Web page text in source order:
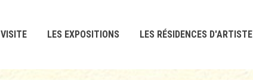
LES EXPOSITIONS LES RÉSIDENCES D'ARTISTE